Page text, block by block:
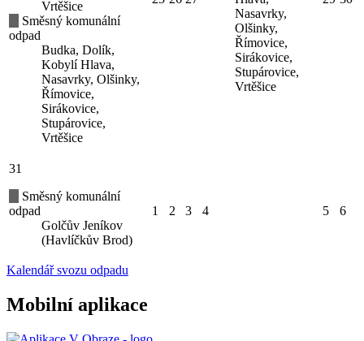
Vrtěšice
Směsný komunální
odpad
Budka, Dolík,
Kobylí Hlava,
Nasavrky, Olšinky,
Římovice,
Sirákovice,
Stupárovice,
Vrtěšice
Nasavrky,
Olšinky,
Římovice,
Sirákovice,
Stupárovice,
Vrtěšice
31
Směsný komunální
odpad
Golčův Jeníkov
(Havlíčkův Brod)
1 2 3 4 5 6
Kalendář svozu odpadu
Mobilní aplikace